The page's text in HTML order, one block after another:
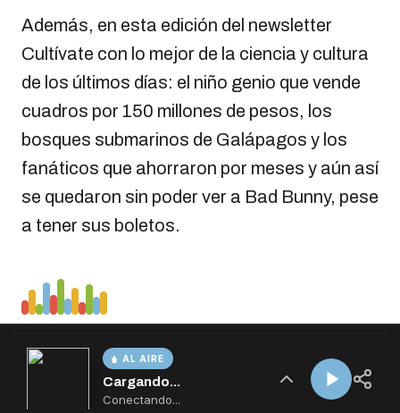
AL AIRE
Cargando...
Conectando...